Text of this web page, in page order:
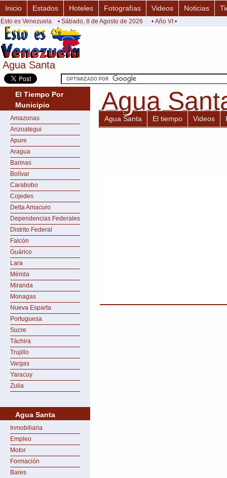
Agua Santa
Agua Santa
Inicio Estados Hoteles Fotografías Videos Noticias
Esto es Venezuela • Sábado, 8 de Agosto de 2026 • Año VI •
El Tiempo Por
Municipio
Amazonas
Anzoategui
Apure
Aragua
Barinas
Bolívar
Carabobo
Cojedes
Delta Amacuro
Dependencias Federales
Distrito Federal
Falcón
Guárico
Lara
Mérida
Miranda
Monagas
Nueva Esparta
Portuguesa
Sucre
Táchira
Trujillo
Vargas
Yaracuy
Zulia
Agua Santa
Inmobiliaria
Empleo
Motor
Formación
Bares
Agua
Agua
Agua Santa El tiempo Videos